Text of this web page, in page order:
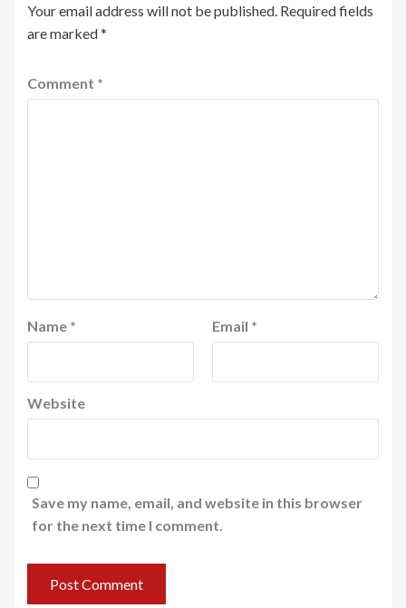
Your email address will not be published. Required fields
are marked*
Comment *
Name * Email *
Website
Save my name, email, and website in this browser
for the next time I comment.